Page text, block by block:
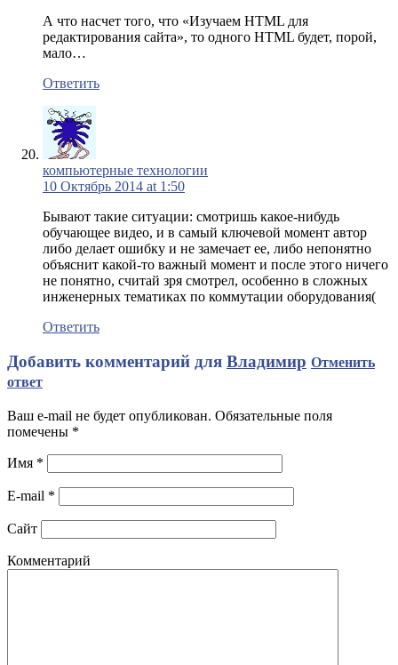
А что насчет того, что «Изучаем HTML для
редактирования сайта», то одного HTML будет, порой,
мало…
Ответить
компьютерные технологии
10 Октябрь 2014 at 1:50
Бывают такие ситуации: смотришь какое-нибудь
обучающее видео, и в самый ключевой момент автор
либо делает ошибку и не замечает ее, либо непонятно
объяснит какой-то важный момент и после этого ничего
не понятно, считай зря смотрел, особенно в сложных
инженерных тематиках по коммутации оборудования(
Ответить
Добавить комментарий для Владимир Отменить
ответ
Ваш e-mail не будет опубликован. Обязательные поля
помечены *
Имя *
E-mail *
Сайт
Комментарий